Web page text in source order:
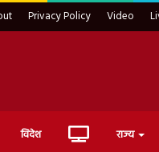
Privacy Policy Video
विदेश Live राज्य